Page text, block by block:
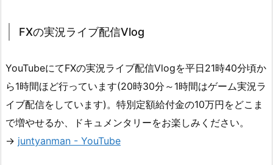
FXの実況ライブ配信Vlog
YouTubeにてFXの実況ライブ配信Vlogを平日21時40分頃か
ら1時間ほど行っています(20時30分～1時間はゲーム実況ラ
イブ配信をしています)。特別定額給付金の10万円をどこま
で増やせるか、ドキュメンタリーをお楽しみください。
→ juntyanman - YouTube